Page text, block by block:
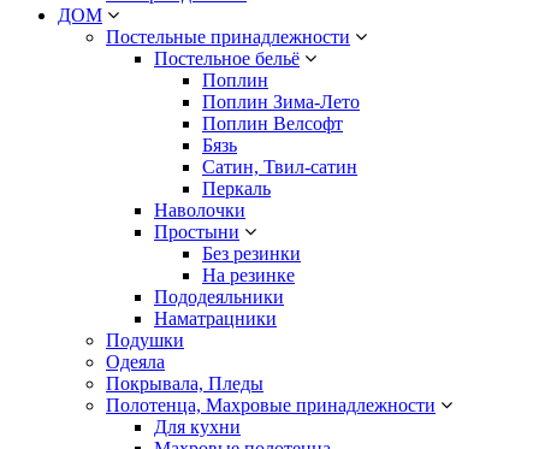
ДОМ
Постельные принадлежности
Постельное бельё
Поплин
Поплин Зима-Лето
Поплин Велсофт
Бязь
Сатин, Твил-сатин
Перкаль
Наволочки
Простыни
Без резинки
На резинке
Пододеяльники
Наматрацники
Подушки
Одеяла
Покрывала, Пледы
Полотенца, Махровые принадлежности
Для кухни